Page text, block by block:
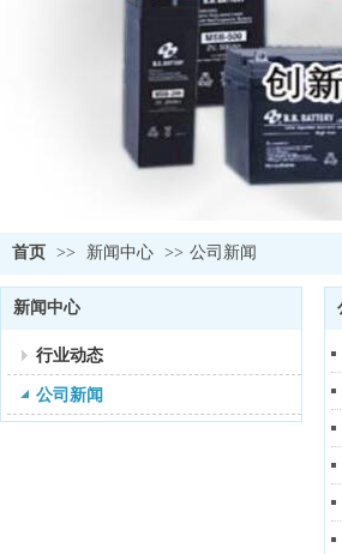
首页 >> 新闻中心 >> 公司新闻
新闻中心
行业动态
公司新闻